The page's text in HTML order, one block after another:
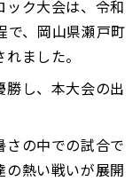
ク大会は、令和
で、岡山県瀬戸町
ました。
し、本大会の出
の中での試合で
の熱い戦いが展開